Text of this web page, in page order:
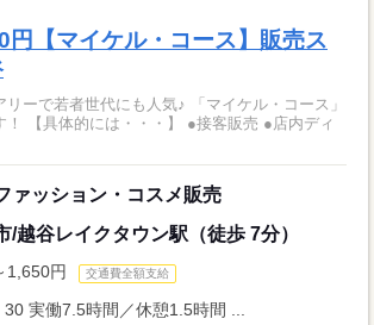
円【マイケル・コース】販売ス
ーで若者世代にも人気♪ 「マイケル・コース」
内ディ
ァッション・コスメ販売
/越谷レイクタウン駅（徒歩 7分）
1,650円 交通費全額支給
実働7.5時間／休憩1.5時間 ...